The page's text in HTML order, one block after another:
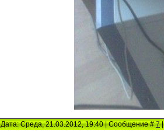
Дата: Среда, 21.03.2012, 19:40 | Сообщение #7|